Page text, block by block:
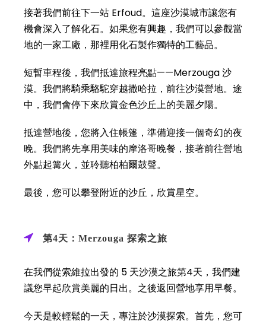
接著我們前往下一站 Erfoud。這座沙漠城市讓您有
機會深入了解化石。如果您有興趣，我們可以參觀當
地的一家工廠，那裡用化石製作獨特的工藝品。
短暫車程後，我們抵達旅程亮點——Merzouga 沙
漠。我們將騎乘駱駝穿越撒哈拉，前往沙漠營地。途
中，我們會停下來欣賞金色沙丘上的美麗夕陽。
抵達營地後，您將入住帳篷，準備迎接一個奇幻的夜
晚。我們將先享用美味的摩洛哥晚餐，接著前往營地
外點起篝火，並聆聽柏柏爾鼓聲。
最後，您可以攀登附近的沙丘，欣賞星空。
第4天：Merzouga 探索之旅
在我們從索維拉出發的 5 天沙漠之旅第4天，我們建
議您早起欣賞美麗的日出。之後返回營地享用早餐。
今天是較輕鬆的一天，專注於沙漠探索。首先，您可